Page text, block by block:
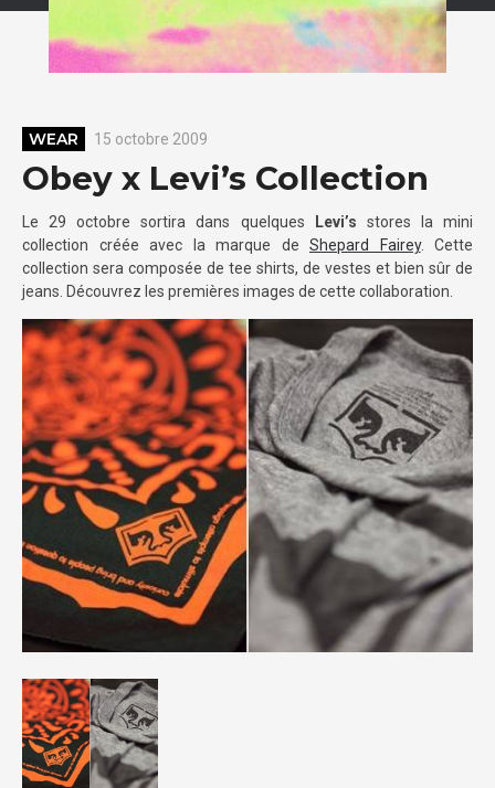
WEAR 15 octobre 2009
Obey x Levi’s Collection
Le 29 octobre sortira dans quelques Levi’s stores la mini
collection créée avec la marque de Shepard Fairey. Cette
collection sera composée de tee shirts, de vestes et bien sûr de
jeans. Découvrez les premières images de cette collaboration.